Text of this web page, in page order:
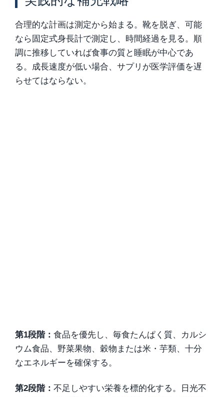
合理的な計画は測定から始まる。靴を脱ぎ、可能
なら固定式身長計で測定し、時間経過を見る。順
調に推移していれば食事の質と睡眠が中心であ
る。成長速度が低い場合、サプリが医学評価を遅
らせてはならない。
第1段階： 食品を優先し、毎食たんぱく質、カルシ
ウム食品、野菜果物、穀物または米・芋類、十分
なエネルギーを確保する。
第2段階： 不足しやすい栄養を標的化する。日光不